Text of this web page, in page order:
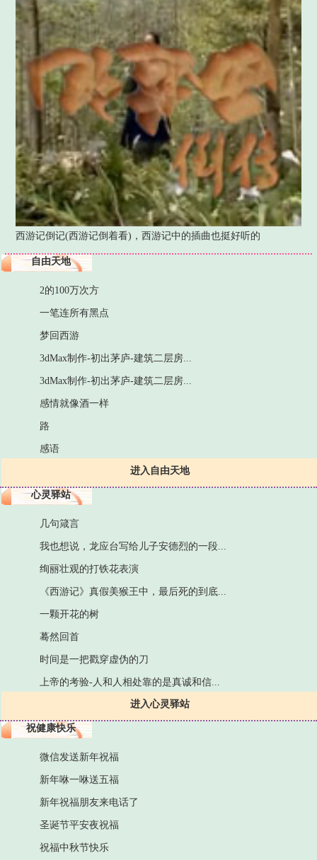
西游记倒记(西游记倒着看)，西游记中的插曲也挺好听的
自由天地
进入自由天地
2的100万次方
一笔连所有黑点
梦回西游
3dMax制作-初出茅庐-建筑二层房...
3dMax制作-初出茅庐-建筑二层房...
感情就像酒一样
路
感语
心灵驿站
进入心灵驿站
几句箴言
我也想说，龙应台写给儿子安德烈的一段...
绚丽壮观的打铁花表演
《西游记》真假美猴王中，最后死的到底...
一颗开花的树
蓦然回首
时间是一把戳穿虚伪的刀
上帝的考验-人和人相处靠的是真诚和信...
祝健康快乐
微信发送新年祝福
新年咻一咻送五福
新年祝福朋友来电话了
圣诞节平安夜祝福
祝福中秋节快乐